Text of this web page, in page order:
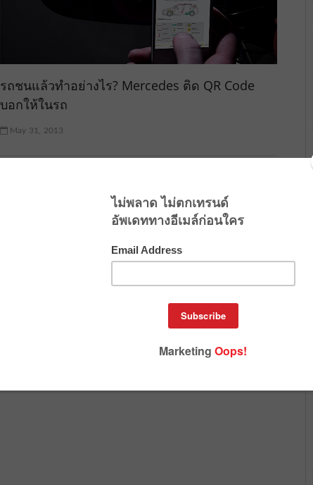
รถชนแล้วทำอย่างไร? Mercedes ติด QR Code
บอกให้ในรถ
May 31, 2013